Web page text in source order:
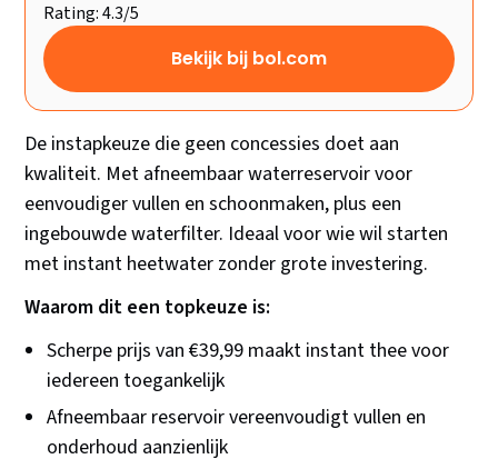
Rating: 4.3/5
Bekijk bij bol.com
De instapkeuze die geen concessies doet aan
kwaliteit. Met afneembaar waterreservoir voor
eenvoudiger vullen en schoonmaken, plus een
ingebouwde waterfilter. Ideaal voor wie wil starten
met instant heetwater zonder grote investering.
Waarom dit een topkeuze is:
Scherpe prijs van €39,99 maakt instant thee voor
iedereen toegankelijk
Afneembaar reservoir vereenvoudigt vullen en
onderhoud aanzienlijk